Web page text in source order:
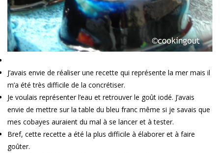
J’avais envie de réaliser une recette qui représente la mer mais il
m’a été très difficile de la concrétiser.
Je voulais représenter l’eau et retrouver le goût iodé. J’avais
envie de mettre sur la table du bleu franc même si je savais que
mes cobayes auraient du mal à se lancer et à tester.
Bref, cette recette a été la plus difficile à élaborer et à faire
goûter.